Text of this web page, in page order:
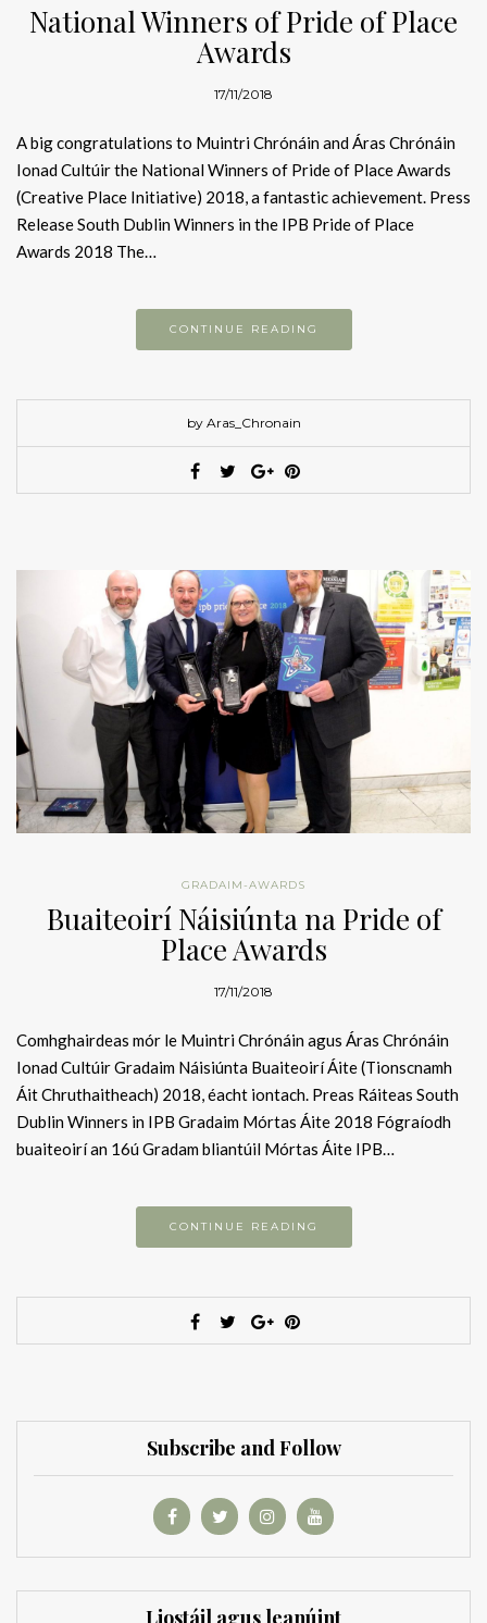
National Winners of Pride of Place
Awards
17/11/2018
A big congratulations to Muintri Chrónáin and Áras Chrónáin
Ionad Cultúir the National Winners of Pride of Place Awards
(Creative Place Initiative) 2018, a fantastic achievement. Press
Release South Dublin Winners in the IPB Pride of Place
Awards 2018 The…
CONTINUE READING
by Aras_Chronain
GRADAIM-AWARDS
Buaiteoirí Náisiúnta na Pride of
Place Awards
17/11/2018
Comhghairdeas mór le Muintri Chrónáin agus Áras Chrónáin
Ionad Cultúir Gradaim Náisiúnta Buaiteoirí Áite (Tionscnamh
Áit Chruthaitheach) 2018, éacht iontach. Preas Ráiteas South
Dublin Winners in IPB Gradaim Mórtas Áite 2018 Fógraíodh
buaiteoirí an 16ú Gradam bliantúil Mórtas Áite IPB…
CONTINUE READING
Subscribe and Follow
Liostáil agus leanúint